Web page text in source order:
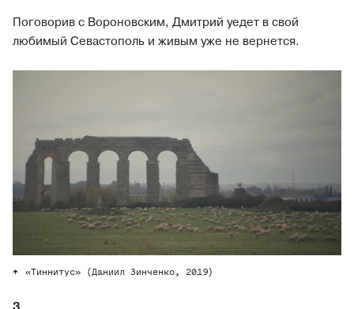
Поговорив с Вороновским, Дмитрий уедет в свой
любимый Севастополь и живым уже не вернется.
«Тиннитус» (Даниил Зинченко, 2019)